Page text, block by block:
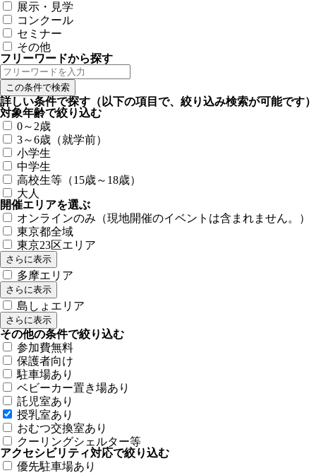
展示・見学
コンクール
セミナー
その他
フリーワードから探す
詳しい条件で探す （以下の項目で、絞り込み検索が可能です）
対象年齢で絞り込む
0～2歳
3～6歳（就学前）
小学生
中学生
高校生等（15歳～18歳）
大人
開催エリアを選ぶ
オンラインのみ（現地開催のイベントは含まれません。）
東京都全域
東京23区エリア
さらに表示
多摩エリア
さらに表示
島しょエリア
さらに表示
その他の条件で絞り込む
参加費無料
保護者向け
駐車場あり
ベビーカー置き場あり
託児室あり
授乳室あり
おむつ交換室あり
クーリングシェルター等
アクセシビリティ対応で絞り込む
優先駐車場あり